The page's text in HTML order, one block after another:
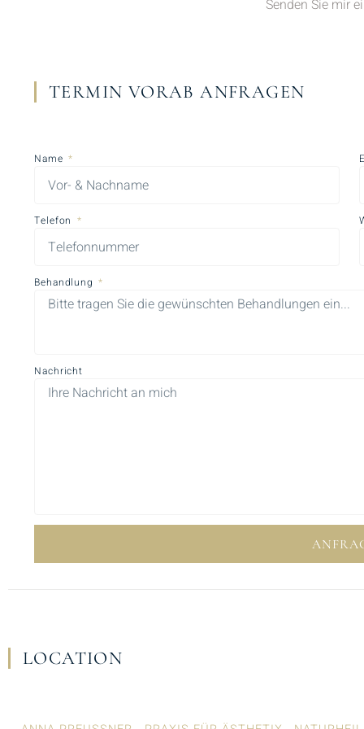
Senden Sie mir
TERMIN VORAB ANFRAGEN
Name
Telefon
Behandlung
Nachricht
LOCATION